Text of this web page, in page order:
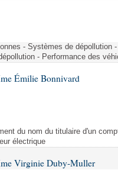
- Systèmes de dépollution
- Performance des
Émilie Bonnivard
du nom du titulaire d'un
électrique
Virginie Duby-Muller